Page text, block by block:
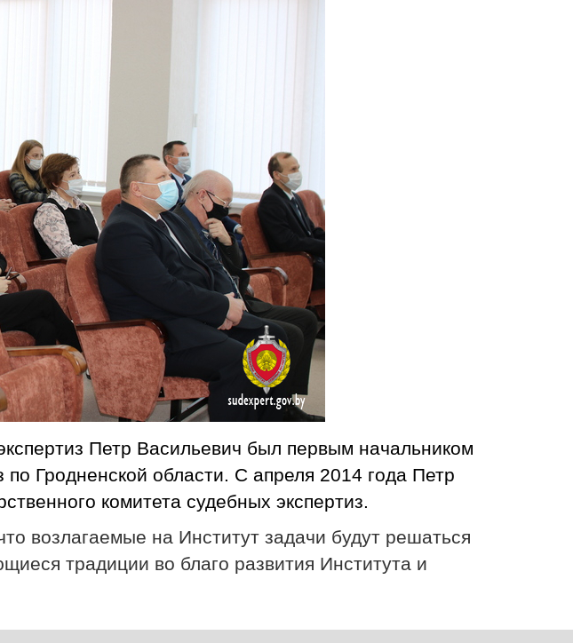
Петр Васильевич был первым начальником
по Гродненской области. С апреля 2014 года Петр
комитета судебных экспертиз.
возлагаемые на Институт задачи будут решаться
традиции во благо развития Института и